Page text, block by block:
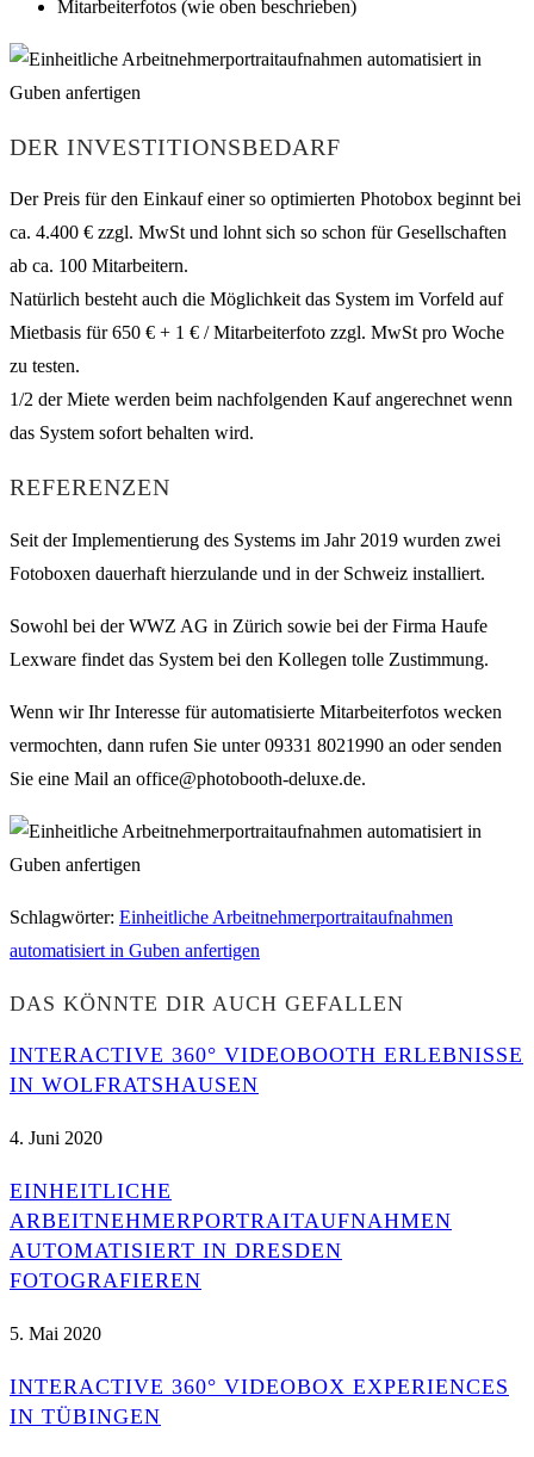
Mitarbeiterfotos (wie oben beschrieben)
DER INVESTITIONSBEDARF
Der Preis für den Einkauf einer so optimierten Photobox beginnt bei
ca. 4.400 € zzgl. MwSt und lohnt sich so schon für Gesellschaften
ab ca. 100 Mitarbeitern.
Natürlich besteht auch die Möglichkeit das System im Vorfeld auf
Mietbasis für 650 € + 1 € / Mitarbeiterfoto zzgl. MwSt pro Woche
zu testen.
1/2 der Miete werden beim nachfolgenden Kauf angerechnet wenn
das System sofort behalten wird.
REFERENZEN
Seit der Implementierung des Systems im Jahr 2019 wurden zwei
Fotoboxen dauerhaft hierzulande und in der Schweiz installiert.
Sowohl bei der WWZ AG in Zürich sowie bei der Firma Haufe
Lexware findet das System bei den Kollegen tolle Zustimmung.
Wenn wir Ihr Interesse für automatisierte Mitarbeiterfotos wecken
vermochten, dann rufen Sie unter 09331 8021990 an oder senden
Sie eine Mail an office@photobooth-deluxe.de.
Schlagwörter: Einheitliche Arbeitnehmerportraitaufnahmen
automatisiert in Guben anfertigen
DAS KÖNNTE DIR AUCH GEFALLEN
INTERACTIVE 360° VIDEOBOOTH ERLEBNISSE
IN WOLFRATSHAUSEN
4. Juni 2020
EINHEITLICHE
ARBEITNEHMERPORTRAITAUFNAHMEN
AUTOMATISIERT IN DRESDEN
FOTOGRAFIEREN
5. Mai 2020
INTERACTIVE 360° VIDEOBOX EXPERIENCES
IN TÜBINGEN